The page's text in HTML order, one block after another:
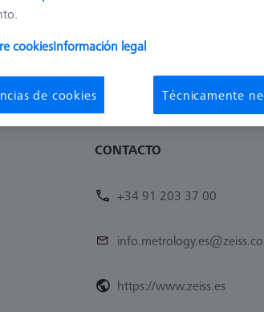
Eliminar el último filtro
CONTACTO
+34 91 203 37 00
https://www.zeiss.es
cookiesInformación legal
de cookies Técnicamente